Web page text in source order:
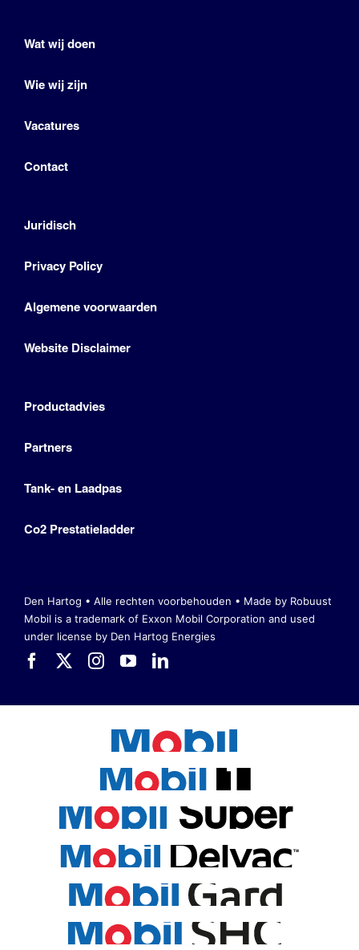
Wat wij doen
Wie wij zijn
Vacatures
Contact
Juridisch
Privacy Policy
Algemene voorwaarden
Website Disclaimer
Productadvies
Partners
Tank- en Laadpas
Co2 Prestatieladder
Den Hartog • Alle rechten voorbehouden • Made by Robuust
Mobil is a trademark of Exxon Mobil Corporation and used
under license by Den Hartog Energies